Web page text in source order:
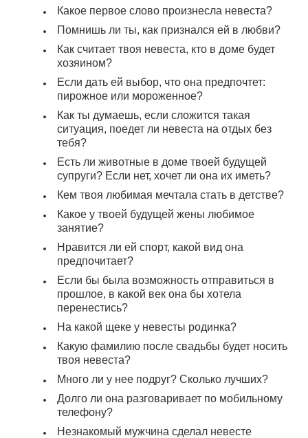
Какое первое слово произнесла невеста?
Помнишь ли ты, как признался ей в любви?
Как считает твоя невеста, кто в доме будет
хозяином?
Если дать ей выбор, что она предпочтет:
пирожное или мороженное?
Как ты думаешь, если сложится такая
ситуация, поедет ли невеста на отдых без
тебя?
Есть ли животные в доме твоей будущей
супруги? Если нет, хочет ли она их иметь?
Кем твоя любимая мечтала стать в детстве?
Какое у твоей будущей жены любимое
занятие?
Нравится ли ей спорт, какой вид она
предпочитает?
Если бы была возможность отправиться в
прошлое, в какой век она бы хотела
перенестись?
На какой щеке у невесты родинка?
Какую фамилию после свадьбы будет носить
твоя невеста?
Много ли у нее подруг? Сколько лучших?
Долго ли она разговаривает по мобильному
телефону?
Незнакомый мужчина сделал невесте